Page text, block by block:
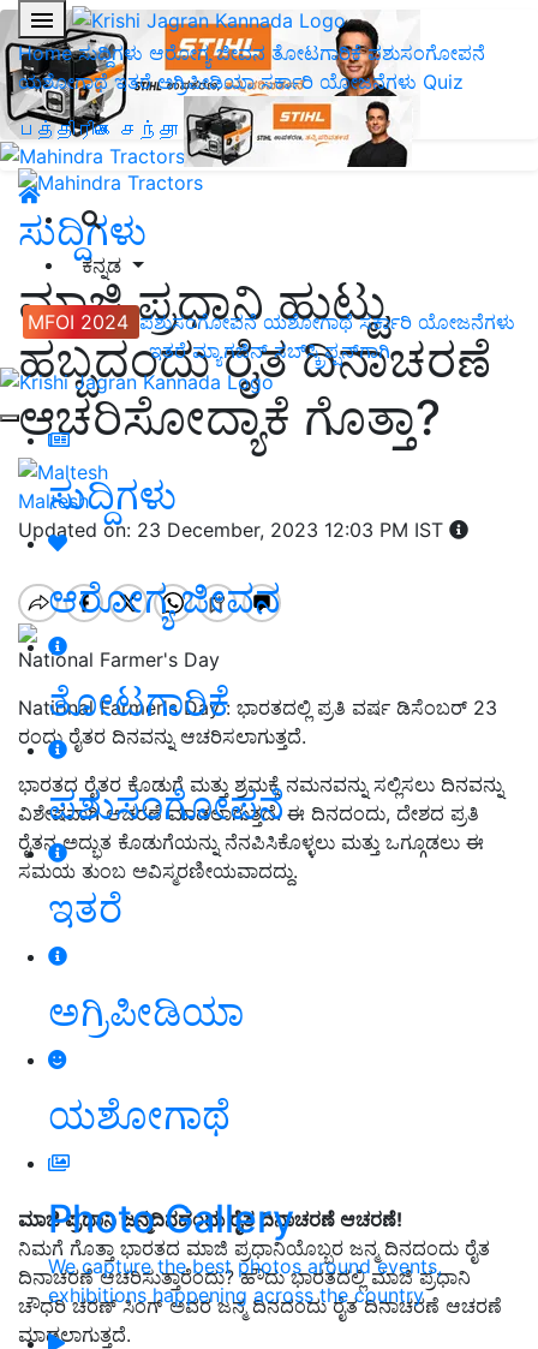
Home ಸುದ್ದಿಗಳು ಆರೋಗ್ಯ ಜೀವನ ತೋಟಗಾರಿಕೆಪಶುಸಂಗೋಪನೆ
ಯಶೋಗಾಥೆ ಇತರೆ ಅಗ್ರಿಪೀಡಿಯಾ ಸರ್ಕಾರಿ ಯೋಜನೆಗಳು Quiz
பத்திரிகை சந்தா
ಕನ್ನಡ
MFOI 2024 ಪಶುಸಂಗೋಪನೆ ಯಶೋಗಾಥೆ ಸರ್ಕಾರಿ ಯೋಜನೆಗಳು
ಇತರೆ ಮ್ಯಾಗಜಿನ್‌ ಸಬ್‌ಸ್ಕ್ರಿಪ್ಷನ್‌ಗಾಗಿ
ಸುದ್ದಿಗಳು
ಆರೋಗ್ಯ ಜೀವನ
ತೋಟಗಾರಿಕೆ
ಪಶುಸಂಗೋಪನೆ
ಇತರೆ
ಅಗ್ರಿಪೀಡಿಯಾ
ಯಶೋಗಾಥೆ
Photo Gallery
We capture the best photos around events,
exhibitions happening across the country
ಸುದ್ದಿಗಳು
ಮಾಜಿ ಪ್ರಧಾನಿ ಹುಟ್ಟು
ಹಬ್ಬದಂದು ರೈತ ದಿನಾಚರಣೆ
ಆಚರಿಸೋದ್ಯಾಕೆ ಗೊತ್ತಾ?
Maltesh
Updated on: 23 December, 2023 12:03 PM IST
National Farmer's Day
National Farmer's Day : ಭಾರತದಲ್ಲಿ ಪ್ರತಿ ವರ್ಷ ಡಿಸೆಂಬರ್ 23
ರಂದು ರೈತರ ದಿನವನ್ನು ಆಚರಿಸಲಾಗುತ್ತದೆ.
ಭಾರತದ ರೈತರ ಕೊಡುಗೆ ಮತ್ತು ಶ್ರಮಕ್ಕೆ ನಮನವನ್ನು ಸಲ್ಲಿಸಲು ದಿನವನ್ನು
ವಿಶೇಷವಾಗಿ ಆಚರಣೆ ಮಾಡಲಾಗುತ್ತದೆ. ಈ ದಿನದಂದು, ದೇಶದ ಪ್ರತಿ
ರೈತನ ಅದ್ಭುತ ಕೊಡುಗೆಯನ್ನು ನೆನಪಿಸಿಕೊಳ್ಳಲು ಮತ್ತು ಒಗ್ಗೂಡಲು ಈ
ಸಮಯ ತುಂಬ ಅವಿಸ್ಮರಣೀಯವಾದದ್ದು.
ಮಾಜಿ ಪ್ರಧಾನಿ ಜನ್ಮದಿನದಂದು ರೈತ ದಿನಾಚರಣೆ ಆಚರಣೆ!
ನಿಮಗೆ ಗೊತ್ತಾ ಭಾರತದ ಮಾಜಿ ಪ್ರಧಾನಿಯೊಬ್ಬರ ಜನ್ಮ ದಿನದಂದು ರೈತ
ದಿನಾಚರಣೆ ಆಚರಿಸುತ್ತಾರೆಂದು? ಹೌದು ಭಾರತದಲ್ಲಿ ಮಾಜಿ ಪ್ರಧಾನಿ
ಚೌಧರಿ ಚರಣ್ ಸಿಂಗ್ ಅವರ ಜನ್ಮ ದಿನದಂದು ರೈತ ದಿನಾಚರಣೆ ಆಚರಣೆ
ಮಾಡಲಾಗುತ್ತದೆ.